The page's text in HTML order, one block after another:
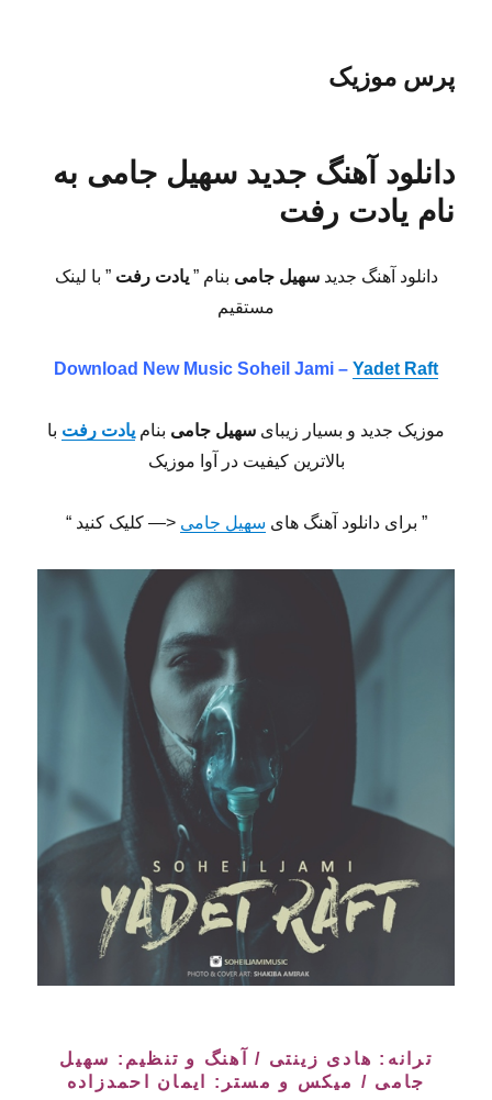
پرس موزیک
دانلود آهنگ جدید سهیل جامی به
نام یادت رفت
دانلود آهنگ جدید سهیل جامی بنام ”یادت رفت ” با لینک
مستقیم
Download New Music Soheil Jami – Yadet Raft
موزیک جدید و بسیار زیبای سهیل جامی بنام یادت رفت با
بالاترین کیفیت در آوا موزیک
” برای دانلود آهنگ های سهیل جامی <— کلیک کنید “
ترانه: هادی زینتی / آهنگ و تنظیم: سهیل
جامی / میکس و مستر: ایمان احمدزاده